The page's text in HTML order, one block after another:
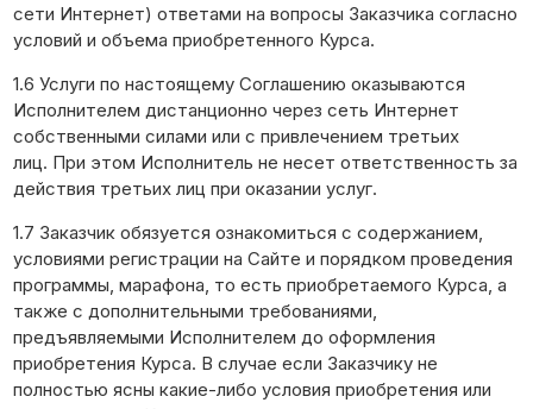
сети Интернет) ответами на вопросы Заказчика согласно
условий и объема приобретенного Курса.
1.6 Услуги по настоящему Соглашению оказываются
Исполнителем дистанционно через сеть Интернет
собственными силами или с привлечением третьих
лиц. При этом Исполнитель не несет ответственность за
действия третьих лиц при оказании услуг.
1.7 Заказчик обязуется ознакомиться с содержанием,
условиями регистрации на Сайте и порядком проведения
программы, марафона, то есть приобретаемого Курса, а
также с дополнительными требованиями,
предъявляемыми Исполнителем до оформления
приобретения Курса. В случае если Заказчику не
полностью ясны какие-либо условия приобретения или